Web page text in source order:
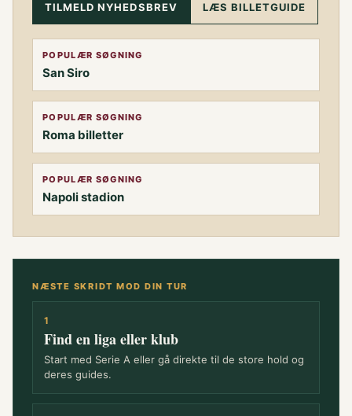
TILMELD NYHEDSBREV LÆS BILLETGUIDE
POPULÆR SØGNING
San Siro
POPULÆR SØGNING
Roma billetter
POPULÆR SØGNING
Napoli stadion
NÆSTE SKRIDT MOD DIN TUR
1
Find en liga eller klub
Start med Serie A eller gå direkte til de store hold og
deres guides.